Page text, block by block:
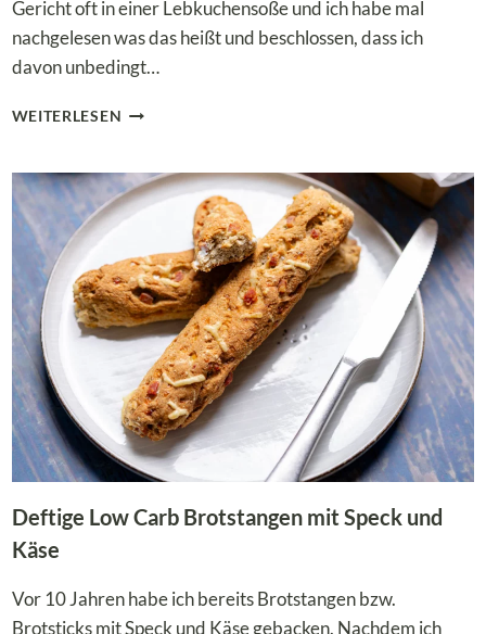
Gericht oft in einer Lebkuchensoße und ich habe mal
nachgelesen was das heißt und beschlossen, dass ich
davon unbedingt…
WEITERLESEN FRÄNKISCHES
LOW
CARB
LEBKUCHENSOSSE –
EFTIG &
F
ESTLICH
Deftige Low Carb Brotstangen mit Speck und
Käse
Vor 10 Jahren habe ich bereits Brotstangen bzw.
Brotsticks mit Speck und Käse gebacken. Nachdem ich